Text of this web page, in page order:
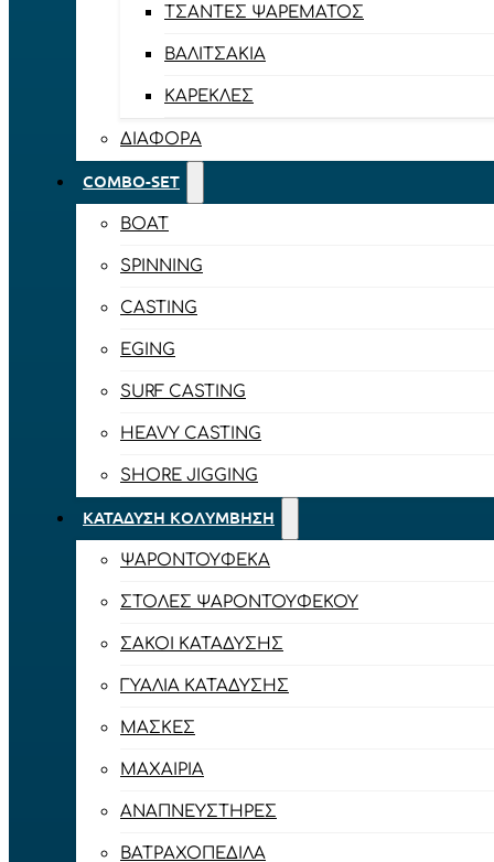
ΤΣΆΝΤΕΣ ΨΑΡΈΜΑΤΟΣ
ΒΑΛΙΤΣΆΚΙΑ
ΚΑΡΈΚΛΕΣ
ΔΙΆΦΟΡΑ
COMBO-SET
BOAT
SPINNING
CASTING
EGING
SURF CASTING
HEAVY CASTING
SHORE JIGGING
ΚΑΤΆΔΥΣΗ ΚΟΛΎΜΒΗΣΗ
ΨΑΡΟΝΤΟΎΦΕΚΑ
ΣΤΟΛΈΣ ΨΑΡΟΝΤΟΎΦΕΚΟΥ
ΣΆΚΟΙ ΚΑΤΆΔΥΣΗΣ
ΓΥΑΛΙΆ ΚΑΤΆΔΥΣΗΣ
ΜΆΣΚΕΣ
ΜΑΧΑΊΡΙΑ
ΑΝΑΠΝΕΥΣΤΉΡΕΣ
ΒΑΤΡΑΧΟΠΈΔΙΛΑ